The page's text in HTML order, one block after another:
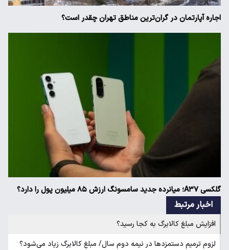
اجاره آپارتمان در گران‌ترین مناطق تهران چقدر است؟
گلکسی A۳۷؛ میانرده جدید سامسونگ ارزش ۸۵ میلیون پول را دارد؟
اخبار مرتبط
افزایش مبلغ کالابرگ به کجا رسید؟
لزوم ترمیم دستمزدها در نیمه دوم سال/ مبلغ کالابرگ زیاد می‌شود؟